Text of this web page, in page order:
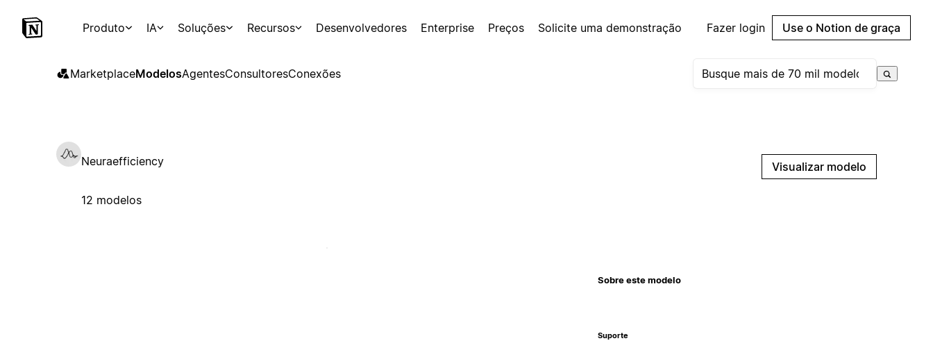
Produto IA Soluções Recursos Desenvolvedores Enterprise Preços Solicite uma demonstração Fazer login Use o Notion de graça
MarketplaceModelosAgentesConsultoresConexões
Neuraefficiency
12 modelos
Visualizar modelo
Sobre este modelo
Suporte